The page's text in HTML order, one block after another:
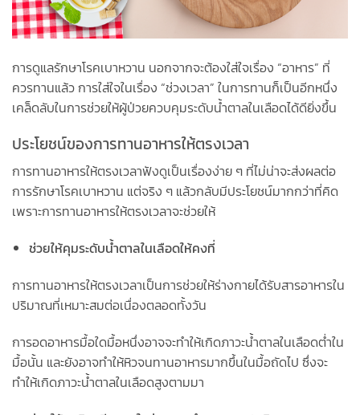
การดูแลรักษาโรคเบาหวาน นอกจากจะต้องใส่ใจเรื่อง “อาหาร” ที่
ควรทานแล้ว การใส่ใจในเรื่อง “ช่วงเวลา” ในการทานก็เป็นอีกหนึ่ง
เคล็ดลับในการช่วยให้ผู้ป่วยควบคุมระดับน้ำตาลในเลือดได้ดียิ่งขึ้น
ประโยชน์ของการทานอาหารให้ตรงเวลา
การทานอาหารให้ตรงเวลาฟังดูเป็นเรื่องง่าย ๆ ที่ไม่น่าจะส่งผลต่อ
การรักษาโรคเบาหวาน แต่จริง ๆ แล้วกลับมีประโยชน์มากกว่าที่คิด
เพราะการทานอาหารให้ตรงเวลาจะช่วยให้
ช่วยให้คุมระดับน้ำตาลในเลือดให้คงที่
การทานอาหารให้ตรงเวลาเป็นการช่วยให้ร่างกายได้รับสารอาหารใน
ปริมาณที่เหมาะสมต่อเนื่องตลอดทั้งวัน
การอดอาหารมื้อใดมื้อหนึ่งอาจจะทำให้เกิดภาวะน้ำตาลในเลือดต่ำใน
มื้อนั้น และยังอาจทำให้หิวจนทานอาหารมากขึ้นในมื้อถัดไป ซึ่งจะ
ทำให้เกิดภาวะน้ำตาลในเลือดสูงตามมา